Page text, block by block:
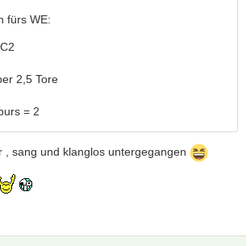
fürs WE:
2,5 Tore
= 2
, sang und klanglos untergegangen